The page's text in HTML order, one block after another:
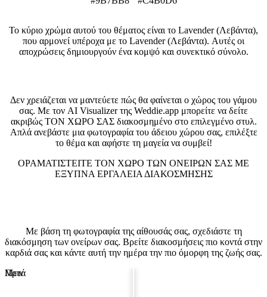
Το κύριο χρώμα αυτού του θέματος είναι το Lavender (Λεβάντα),
που αρμονεί υπέροχα με το Lavender (Λεβάντα). Αυτές οι
αποχρώσεις δημιουργούν ένα κομψό και συνεκτικό σύνολο.
Δεν χρειάζεται να μαντεύετε πώς θα φαίνεται ο χώρος του γάμου
σας. Με τον AI Visualizer της Weddie.app μπορείτε να δείτε
ακριβώς ΤΟΝ ΧΩΡΟ ΣΑΣ διακοσμημένο στο επιλεγμένο στυλ.
Απλά ανεβάστε μια φωτογραφία του άδειου χώρου σας, επιλέξτε
το θέμα και αφήστε τη μαγεία να συμβεί!
ΟΡΑΜΑΤΙΣΤΕΊΤΕ ΤΟΝ ΧΏΡΟ ΤΩΝ ΟΝΕΊΡΩΝ ΣΑΣ ΜΕ
ΈΞΥΠΝΑ ΕΡΓΑΛΕΊΑ ΔΙΑΚΌΣΜΗΣΗΣ
Με βάση τη φωτογραφία της αίθουσάς σας, σχεδιάστε τη
διακόσμηση των ονείρων σας. Βρείτε διακοσμήσεις πιο κοντά στην
καρδιά σας και κάντε αυτή την ημέρα την πιο όμορφη της ζωής σας.
Πριν
Μετά